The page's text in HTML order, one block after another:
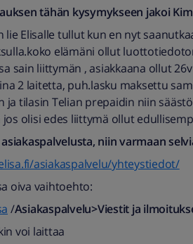
tähän kysymykseen jakoi
lie Elisalle tullut kun en nyt
elämäni ollut
sain liittymän , asiakkaana ollut
2 laitetta, puh.lasku maksettu
ja tilasin Telian prepaidin niin
olisi edes liittymä ollut
asiakaspalvelusta, niin varmaan
asiakaspalvelu/yhteystiedot/
oiva vaihtoehto:
/Asiakaspalvelu>Viestit ja
voi laittaa